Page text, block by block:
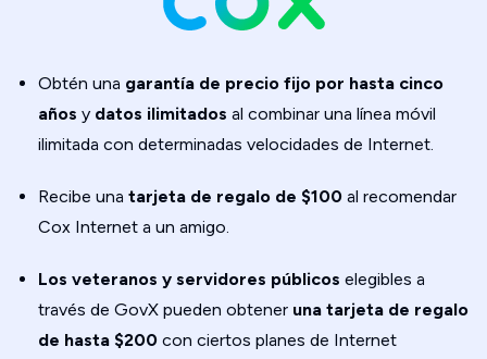
Obtén una garantía de precio fijo por hasta cinco
años y datos ilimitados al combinar una línea móvil
ilimitada con determinadas velocidades de Internet.
Recibe una tarjeta de regalo de $100 al recomendar
Cox Internet a un amigo.
Los veteranos y servidores públicos elegibles a
través de GovX pueden obtener una tarjeta de regalo
de hasta $200 con ciertos planes de Internet